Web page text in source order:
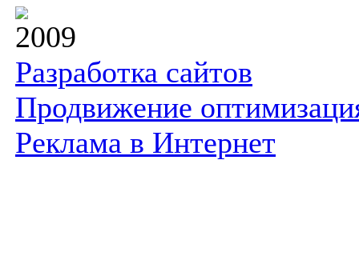
2009
Разработка сайтов
Продвижение
Реклама в Интернет